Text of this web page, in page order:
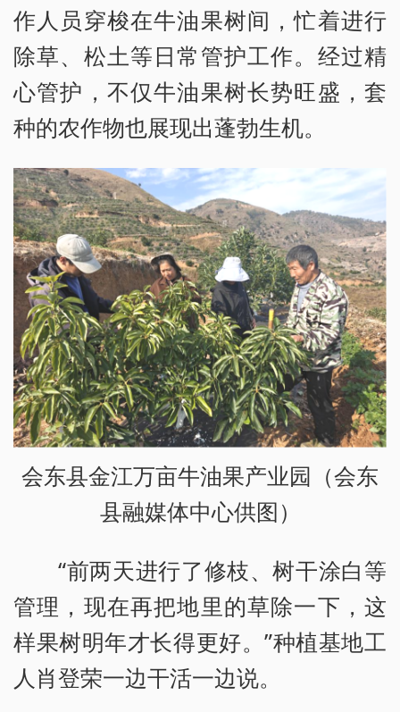
作人员穿梭在牛油果树间，忙着进行
除草、松土等日常管护工作。经过精
心管护，不仅牛油果树长势旺盛，套
种的农作物也展现出蓬勃生机。
会东县金江万亩牛油果产业园（会东
县融媒体中心供图）
“前两天进行了修枝、树干涂白等
管理，现在再把地里的草除一下，这
样果树明年才长得更好。”种植基地工
人肖登荣一边干活一边说。